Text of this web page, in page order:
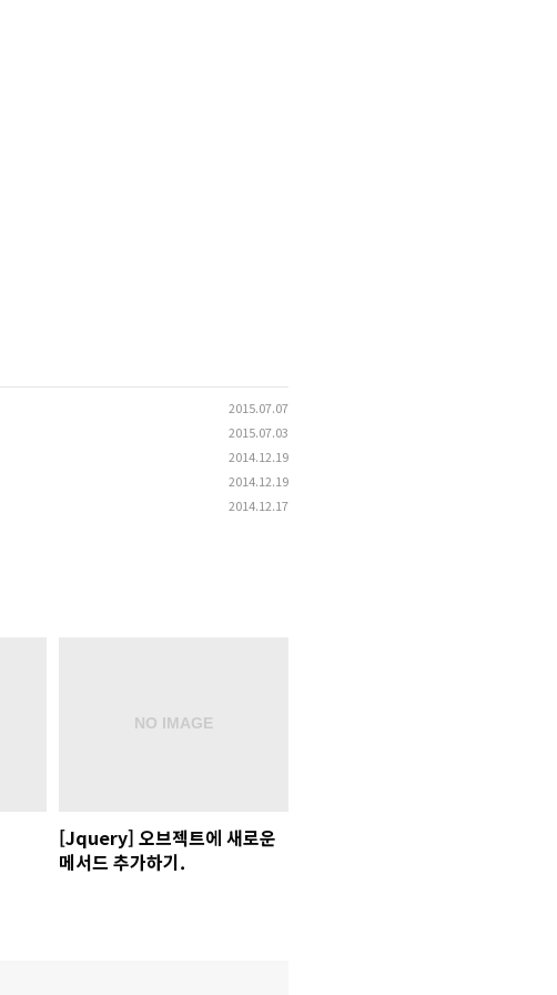
2015.07.07
2015.07.03
2014.12.19
2014.12.19
2014.12.17
[Jquery] 오브젝트에 새로운
메서드 추가하기.